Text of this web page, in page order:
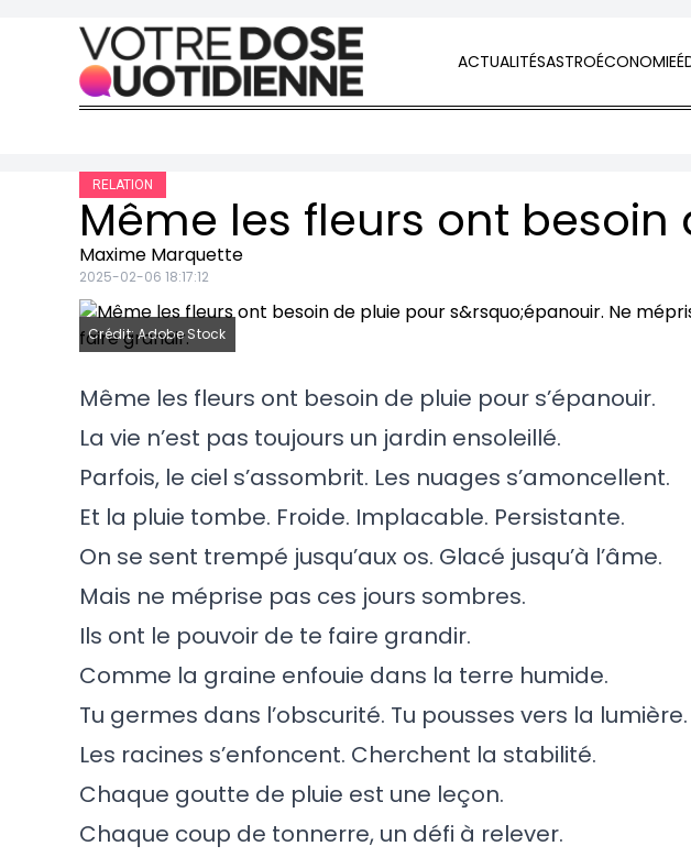
Skip to content
ACTUALITÉSASTROÉCONOMIE
RELATION
Maxime Marquette
2025-02-06 18:17:12
Crédit: Adobe Stock
Même les fleurs ont besoin de pluie pour s’épanouir.
La vie n’est pas toujours un jardin ensoleillé.
Parfois, le ciel s’assombrit. Les nuages s’amoncellent.
Et la pluie tombe. Froide. Implacable. Persistante.
On se sent trempé jusqu’aux os. Glacé jusqu’à l’âme.
Mais ne méprise pas ces jours sombres.
Ils ont le pouvoir de te faire grandir.
Comme la graine enfouie dans la terre humide.
Tu germes dans l’obscurité. Tu pousses vers la lumière.
Les racines s’enfoncent. Cherchent la stabilité.
Chaque goutte de pluie est une leçon.
Chaque coup de tonnerre, un défi à relever.